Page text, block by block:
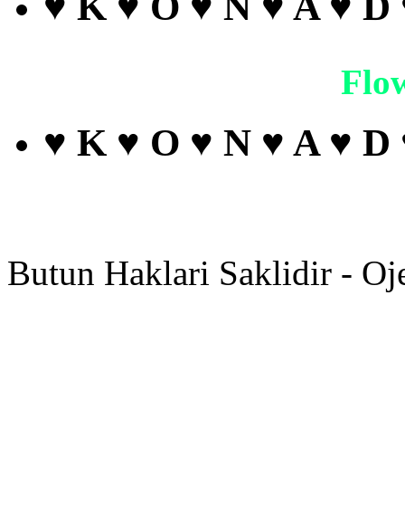
♥ K ♥ O ♥ N ♥ A ♥ D
Butun Haklari Saklidir -